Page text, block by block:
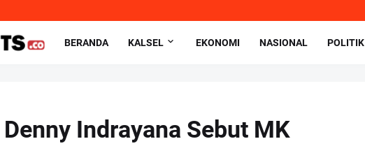
BERANDA KALSEL EKONOMI NASIONAL POLITIK
Indrayana Sebut MK